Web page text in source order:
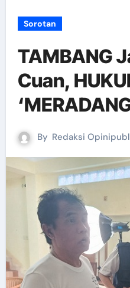
Sorotan
TAMBANG
Cuan,
By Redaksi